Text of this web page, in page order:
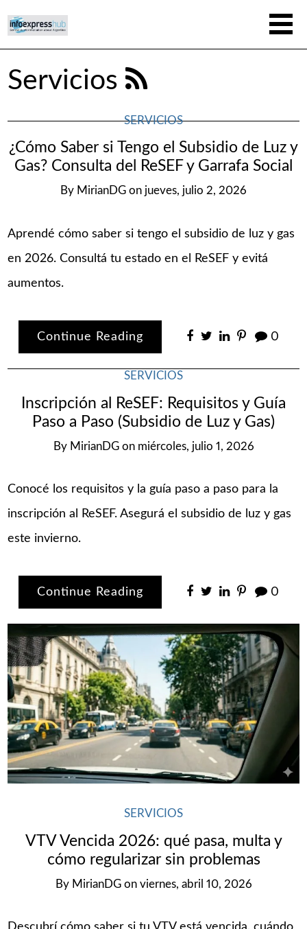
Servicios
SERVICIOS
¿Cómo Saber si Tengo el Subsidio de Luz y
Gas? Consulta del ReSEF y Garrafa Social
By MirianDG on jueves, julio 2, 2026
Aprendé cómo saber si tengo el subsidio de luz y gas
en 2026. Consultá tu estado en el ReSEF y evitá
aumentos.
Continue Reading 0
SERVICIOS
Inscripción al ReSEF: Requisitos y Guía
Paso a Paso (Subsidio de Luz y Gas)
By MirianDG on miércoles, julio 1, 2026
Conocé los requisitos y la guía paso a paso para la
inscripción al ReSEF. Asegurá el subsidio de luz y gas
este invierno.
Continue Reading 0
SERVICIOS
VTV Vencida 2026: qué pasa, multa y
cómo regularizar sin problemas
By MirianDG on viernes, abril 10, 2026